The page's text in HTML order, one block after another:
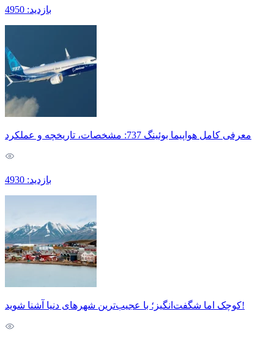
بازدید: 4950
معرفی کامل هواپیما بوئینگ 737: مشخصات، تاریخچه و عملکرد
بازدید: 4930
کوچک اما شگفت‌انگیز؛ با عجیب‌ترین شهرهای دنیا آشنا شوید!